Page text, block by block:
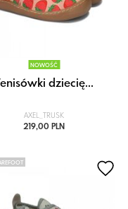
NOWOŚĆ
dziecię...
AXEL_TRUSK
219,00 PLN